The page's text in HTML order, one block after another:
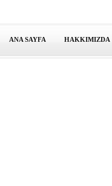
ANA SAYFA HAKKIMIZDA